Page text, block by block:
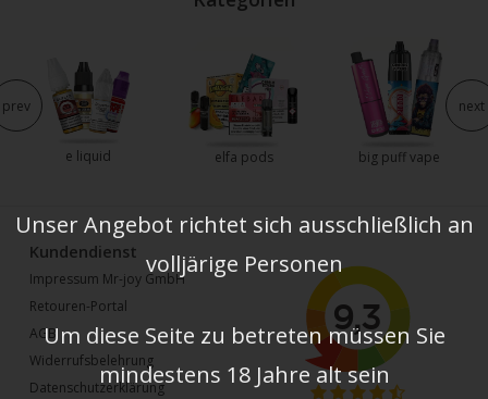
e liquid elfa pods big puff vape
prev next
Kundendienst
Impressum Mr-joy GmbH
Retouren-Portal
AGB
Widerrufsbelehrung
Datenschutzerklärung
Unser Angebot richtet sich ausschließlich an
volljärige Personen
Um diese Seite zu betreten müssen Sie
mindestens 18 Jahre alt sein